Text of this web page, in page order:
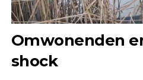
Omwonenden
shock